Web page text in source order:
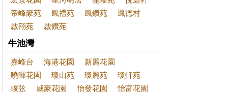
帝峰豪苑
鳳禮苑 鳳鑽苑
鳳德村
啟翔苑
啟鑽苑
牛池灣
嘉峰台 海港花園
新麗花園
曉暉花園
瓊山苑 瓊麗苑
瓊軒苑
峻弦
威豪花園 怡發花園
怡富花園